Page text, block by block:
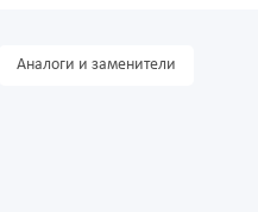
Аналоги и заменители